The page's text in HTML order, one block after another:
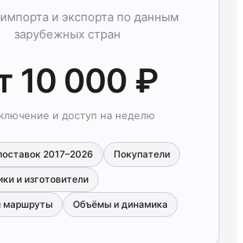
и экспорта по данным
зарубежных стран
10 000 ₽
и доступ на неделю
2017–2026 Покупатели
и изготовители
маршруты Объёмы и динамика